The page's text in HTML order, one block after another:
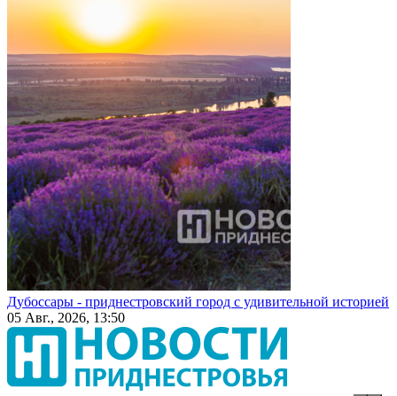
Дубоссары - приднестровский город с удивительной историей
05 Авг., 2026, 13:50